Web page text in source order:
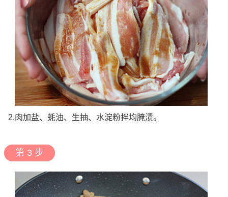
2.肉加盐、蚝油、生抽、水淀粉拌均腌渍。
第 3 步